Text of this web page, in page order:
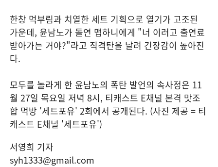
한창 먹부림과 치열한 세트 기획으로 열기가 고조된
가운데, 윤남노가 돌연 맵하니에게 "너 이러고 출연료
받아가는 거야?"라고 직격탄을 날려 긴장감이 높아진
다.
모두를 놀라게 한 윤남노의 폭탄 발언의 속사정은 11
월 27일 목요일 저녁 8시, 티캐스트 E채널 본격 맛조
합 먹방 '세트포유' 2회에서 공개된다. (사진 제공 = 티
캐스트 E채널 '세트포유')
서영희 기자
syh1333@gmail.com